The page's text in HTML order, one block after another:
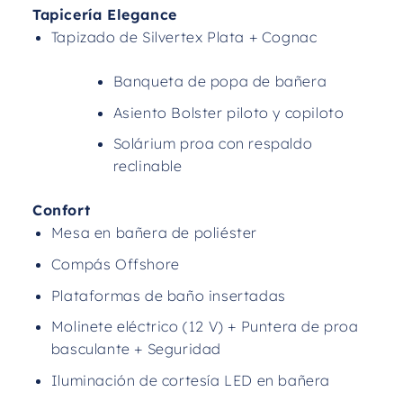
Tapicería Elegance
Tapizado de Silvertex Plata + Cognac
Banqueta de popa de bañera
Asiento Bolster piloto y copiloto
Solárium proa con respaldo
reclinable
Confort
Mesa en bañera de poliéster
Compás Offshore
Plataformas de baño insertadas
Molinete eléctrico (12 V) + Puntera de proa
basculante + Seguridad
Iluminación de cortesía LED en bañera